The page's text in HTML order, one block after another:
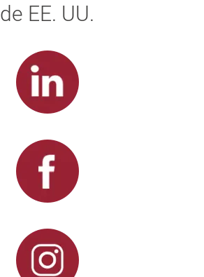
de EE. UU.